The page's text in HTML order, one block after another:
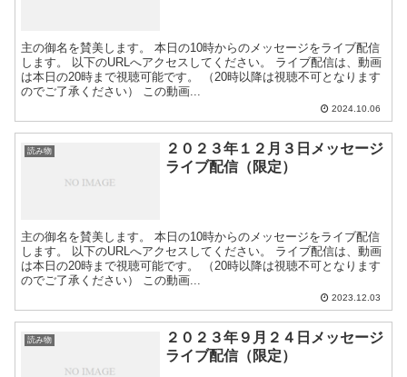
主の御名を賛美します。 本日の10時からのメッセージをライブ配信
します。 以下のURLへアクセスしてください。 ライブ配信は、動画
は本日の20時まで視聴可能です。 （20時以降は視聴不可となります
のでご了承ください） この動画...
2024.10.06
読み物
２０２３年１２月３日メッセージ
ライブ配信（限定）
主の御名を賛美します。 本日の10時からのメッセージをライブ配信
します。 以下のURLへアクセスしてください。 ライブ配信は、動画
は本日の20時まで視聴可能です。 （20時以降は視聴不可となります
のでご了承ください） この動画...
2023.12.03
読み物
２０２３年９月２４日メッセージ
ライブ配信（限定）